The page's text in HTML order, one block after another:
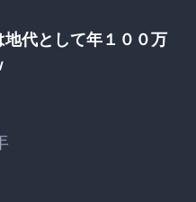
代として年１００万